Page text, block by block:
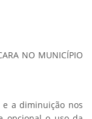
NO MUNICÍPIO
a diminuição nos